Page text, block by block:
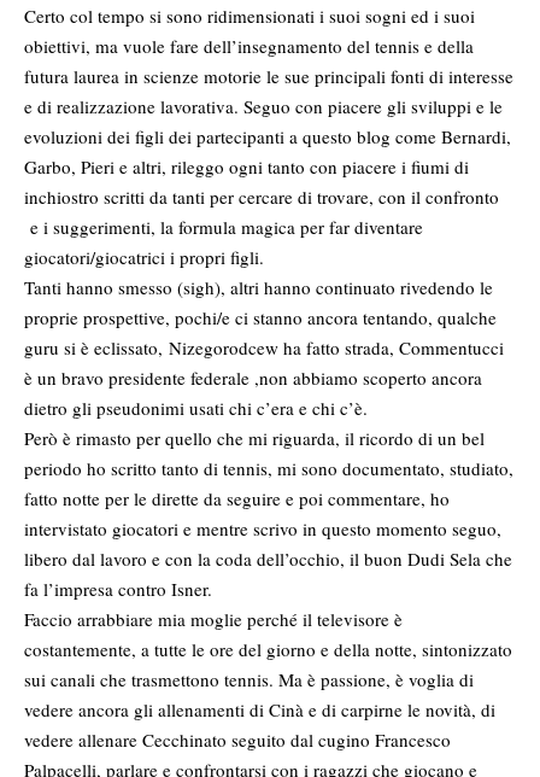
Certo col tempo si sono ridimensionati i suoi sogni ed i suoi
obiettivi, ma vuole fare dell’insegnamento del tennis e della
futura laurea in scienze motorie le sue principali fonti di interesse
e di realizzazione lavorativa. Seguo con piacere gli sviluppi e le
evoluzioni dei figli dei partecipanti a questo blog come Bernardi,
Garbo, Pieri e altri, rileggo ogni tanto con piacere i fiumi di
inchiostro scritti da tanti per cercare di trovare, con il confronto
e i suggerimenti, la formula magica per far diventare
giocatori/giocatrici i propri figli.
Tanti hanno smesso (sigh), altri hanno continuato rivedendo le
proprie prospettive, pochi/e ci stanno ancora tentando, qualche
guru si è eclissato, Nizegorodcew ha fatto strada, Commentucci
è un bravo presidente federale ,non abbiamo scoperto ancora
dietro gli pseudonimi usati chi c’era e chi c’è.
Però è rimasto per quello che mi riguarda, il ricordo di un bel
periodo ho scritto tanto di tennis, mi sono documentato, studiato,
fatto notte per le dirette da seguire e poi commentare, ho
intervistato giocatori e mentre scrivo in questo momento seguo,
libero dal lavoro e con la coda dell’occhio, il buon Dudi Sela che
fa l’impresa contro Isner.
Faccio arrabbiare mia moglie perché il televisore è
costantemente, a tutte le ore del giorno e della notte, sintonizzato
sui canali che trasmettono tennis. Ma è passione, è voglia di
vedere ancora gli allenamenti di Cinà e di carpirne le novità, di
vedere allenare Cecchinato seguito dal cugino Francesco
Palpacelli, parlare e confrontarsi con i ragazzi che giocano e